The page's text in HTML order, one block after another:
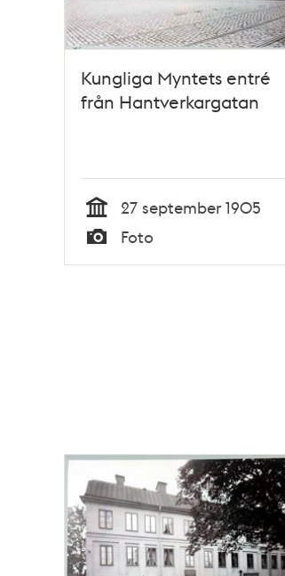
Kungliga Myntets entré
från Hantverkargatan
Tid
27 september 1905
Typ
Foto